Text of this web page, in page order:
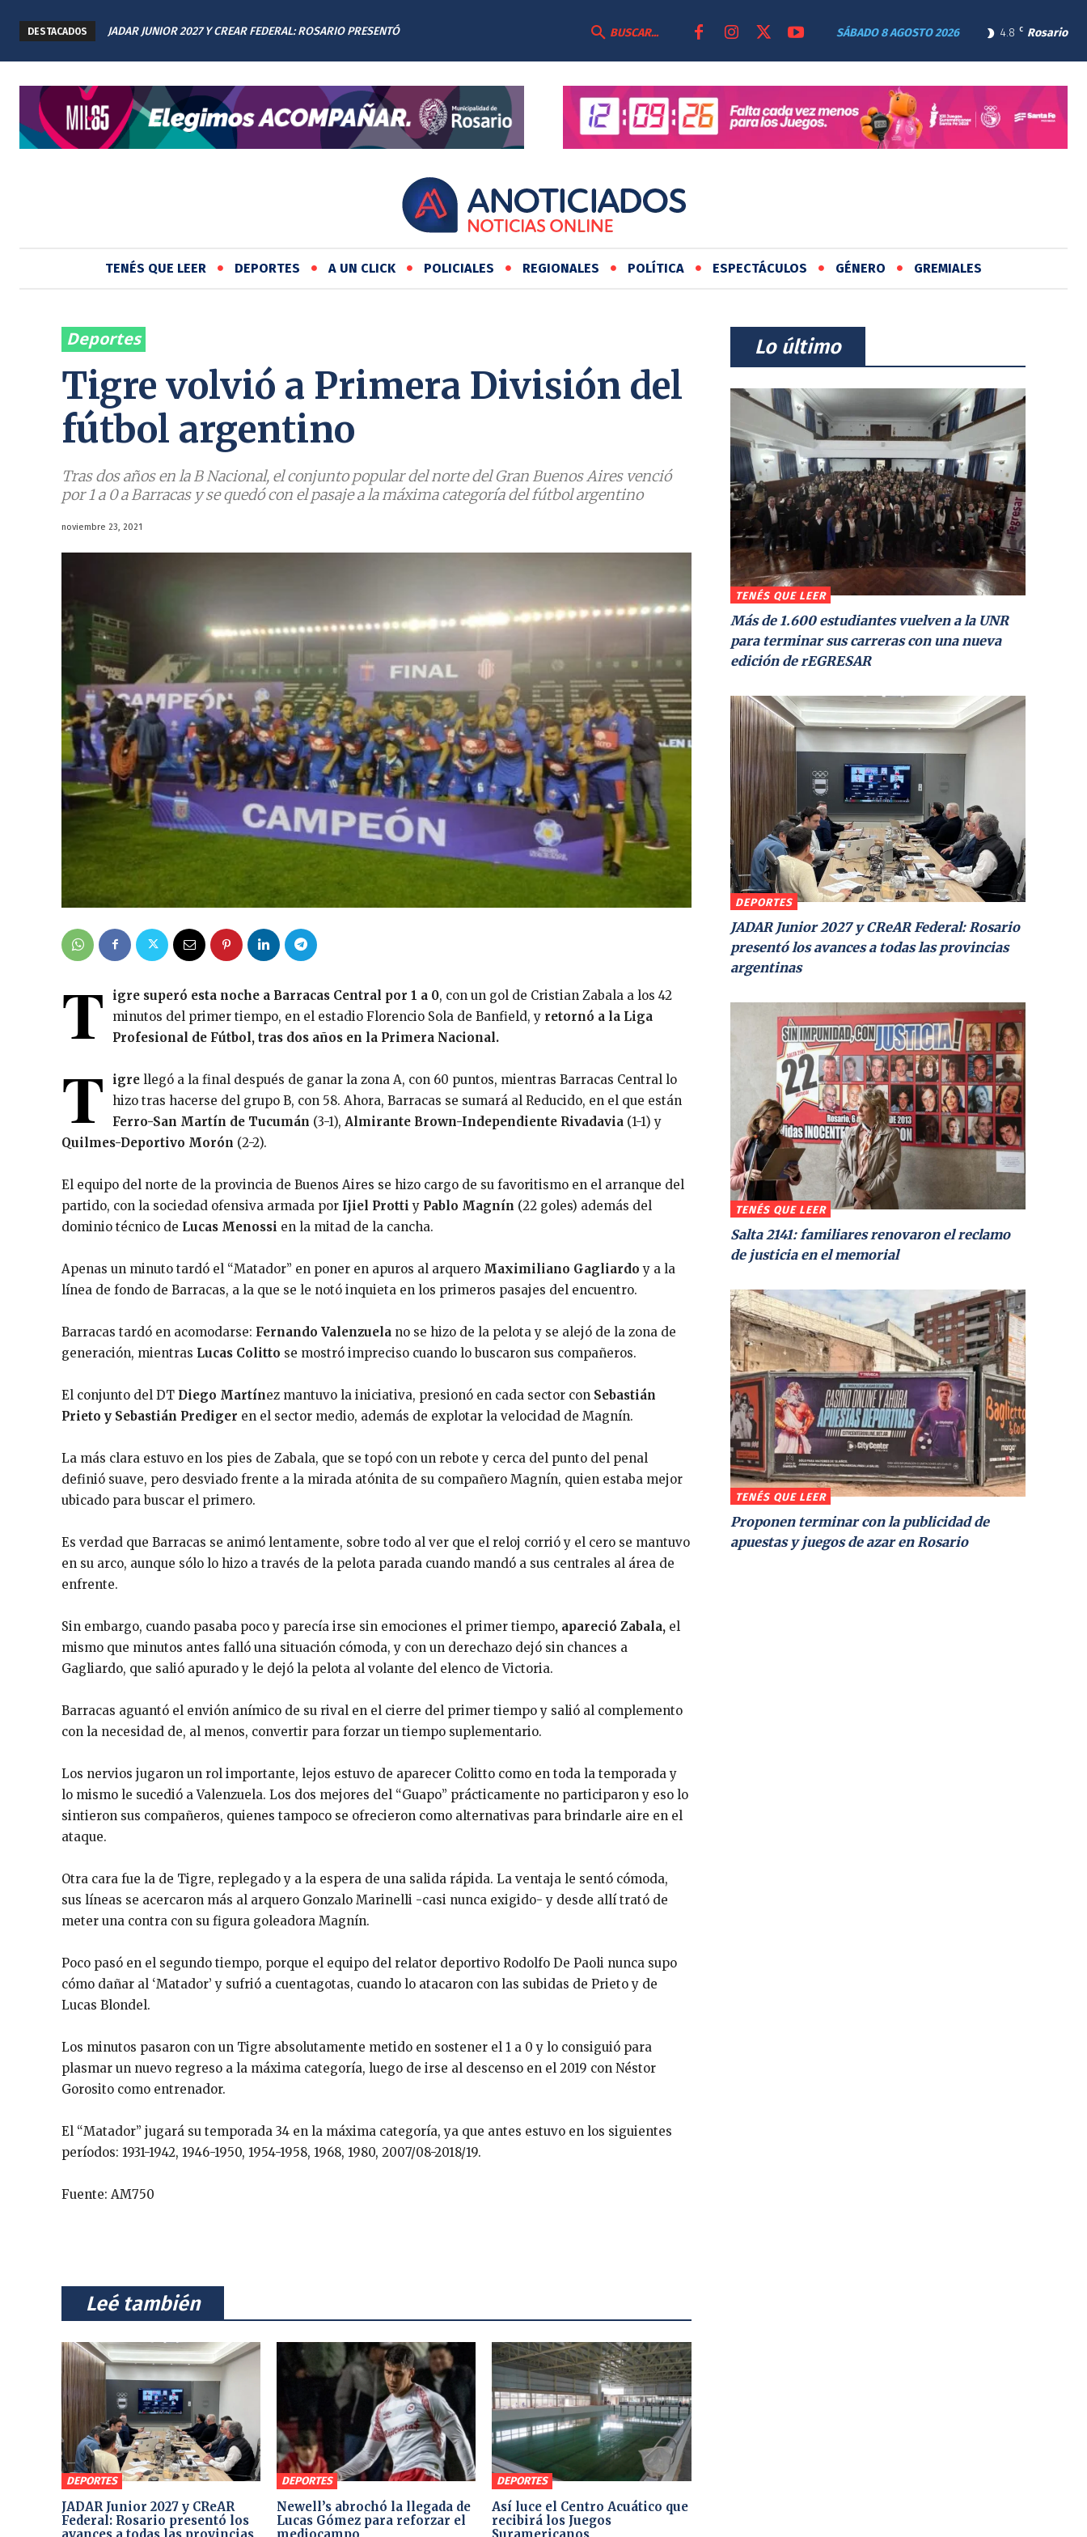
DESTACADOS
JADAR JUNIOR 2027 Y CREAR FEDERAL: ROSARIO PRESENTÓ
4.8 C Rosario
SÁBADO 8 AGOSTO 2026
BUSCAR...
TENÉS QUE LEER DEPORTES A UN CLICK POLICIALES REGIONALES POLÍTICA ESPECTÁCULOS GÉNERO GREMIALES
Deportes
Tigre volvió a Primera División del
fútbol argentino
Tras dos años en la B Nacional, el conjunto popular del norte del Gran Buenos Aires venció
por 1 a 0 a Barracas y se quedó con el pasaje a la máxima categoría del fútbol argentino
noviembre 23, 2021
T igre superó esta noche a Barracas Central por 1 a 0, con un gol de Cristian Zabala a los 42
minutos del primer tiempo, en el estadio Florencio Sola de Banfield, y retornó a la Liga
Profesional de Fútbol, tras dos años en la Primera Nacional.
T igre llegó a la final después de ganar la zona A, con 60 puntos, mientras Barracas Central lo
hizo tras hacerse del grupo B, con 58. Ahora, Barracas se sumará al Reducido, en el que están
Ferro-San Martín de Tucumán (3-1), Almirante Brown-Independiente Rivadavia (1-1) y
Quilmes-Deportivo Morón (2-2).
El equipo del norte de la provincia de Buenos Aires se hizo cargo de su favoritismo en el arranque del
partido, con la sociedad ofensiva armada por Ijiel Prottiy Pablo Magnín (22 goles) además del
dominio técnico de Lucas Menossi en la mitad de la cancha.
Apenas un minuto tardó el “Matador” en poner en apuros al arquero Maximiliano Gagliardo y a la
línea de fondo de Barracas, a la que se le notó inquieta en los primeros pasajes del encuentro.
Barracas tardó en acomodarse: Fernando Valenzuela no se hizo de la pelota y se alejó de la zona de
generación, mientras Lucas Colitto se mostró impreciso cuando lo buscaron sus compañeros.
El conjunto del DT Diego Martínez mantuvo la iniciativa, presionó en cada sector con Sebastián
Prieto y Sebastián Prediger en el sector medio, además de explotar la velocidad de Magnín.
La más clara estuvo en los pies de Zabala, que se topó con un rebote y cerca del punto del penal
definió suave, pero desviado frente a la mirada atónita de su compañero Magnín, quien estaba mejor
ubicado para buscar el primero.
Es verdad que Barracas se animó lentamente, sobre todo al ver que el reloj corrió y el cero se mantuvo
en su arco, aunque sólo lo hizo a través de la pelota parada cuando mandó a sus centrales al área de
enfrente.
Sin embargo, cuando pasaba poco y parecía irse sin emociones el primer tiempo, apareció Zabala, el
mismo que minutos antes falló una situación cómoda, y con un derechazo dejó sin chances a
Gagliardo, que salió apurado y le dejó la pelota al volante del elenco de Victoria.
Barracas aguantó el envión anímico de su rival en el cierre del primer tiempo y salió al complemento
con la necesidad de, al menos, convertir para forzar un tiempo suplementario.
Los nervios jugaron un rol importante, lejos estuvo de aparecer Colitto como en toda la temporada y
lo mismo le sucedió a Valenzuela. Los dos mejores del “Guapo” prácticamente no participaron y eso lo
sintieron sus compañeros, quienes tampoco se ofrecieron como alternativas para brindarle aire en el
ataque.
Otra cara fue la de Tigre, replegado y a la espera de una salida rápida. La ventaja le sentó cómoda,
sus líneas se acercaron más al arquero Gonzalo Marinelli -casi nunca exigido- y desde allí trató de
meter una contra con su figura goleadora Magnín.
Poco pasó en el segundo tiempo, porque el equipo del relator deportivo Rodolfo De Paoli nunca supo
cómo dañar al ‘Matador’ y sufrió a cuentagotas, cuando lo atacaron con las subidas de Prieto y de
Lucas Blondel.
Los minutos pasaron con un Tigre absolutamente metido en sostener el 1 a 0 y lo consiguió para
plasmar un nuevo regreso a la máxima categoría, luego de irse al descenso en el 2019 con Néstor
Gorosito como entrenador.
El “Matador” jugará su temporada 34 en la máxima categoría, ya que antes estuvo en los siguientes
períodos: 1931-1942, 1946-1950, 1954-1958, 1968, 1980, 2007/08-2018/19.
Fuente: AM750
⠀Leé también⠀
DEPORTES
JADAR Junior 2027 y CReAR
Federal: Rosario presentó los
DEPORTES
Newell’s abrochó la llegada de
Lucas Gómez para reforzar el
DEPORTES
Así luce el Centro Acuático que
recibirá los Juegos
⠀Lo último⠀
TENÉS QUE LEER
Más de 1.600 estudiantes vuelven a la UNR
para terminar sus carreras con una nueva
edición de rEGRESAR
DEPORTES
JADAR Junior 2027 y CReAR Federal: Rosario
presentó los avances a todas las provincias
argentinas
TENÉS QUE LEER
Salta 2141: familiares renovaron el reclamo
de justicia en el memorial
TENÉS QUE LEER
Proponen terminar con la publicidad de
apuestas y juegos de azar en Rosario